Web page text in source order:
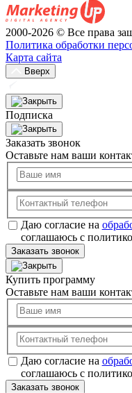
2000-2026 © Все права
Политика обработки
Карта сайта
Вверх
Подписка
Заказать звонок
Оставьте нам ваши
Даю согласие на
соглашаюсь с
Заказать звонок
Купить программу
Оставьте нам ваши
Даю согласие на
соглашаюсь с
Заказать звонок